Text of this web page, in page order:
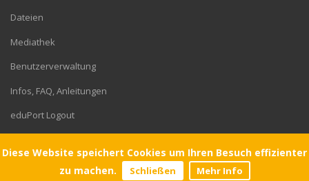
Diese Website speichert Cookies um Ihren Besuch effizienter
zu machen.
Schließen Mehr Info
Dateien
Mediathek
Benutzerverwaltung
Infos, FAQ, Anleitungen
eduPort Logout
© 2026 Gymnasium Corveystraße